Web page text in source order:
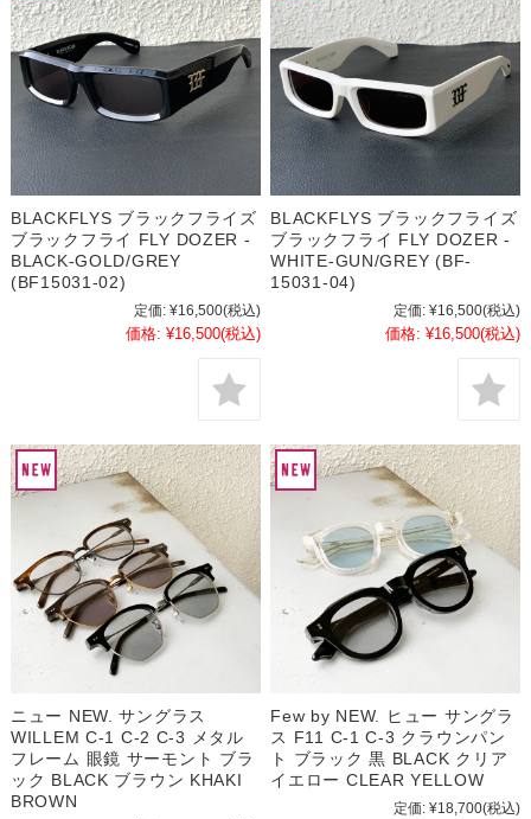
BLACKFLYS ブラックフライズ
ブラックフライ FLY DOZER -
BLACK-GOLD/GREY
(BF15031-02)
定価: ¥16,500(税込)
価格: ¥16,500(税込)
BLACKFLYS ブラックフライズ
ブラックフライ FLY DOZER -
WHITE-GUN/GREY (BF-
15031-04)
定価: ¥16,500(税込)
価格: ¥16,500(税込)
ニュー NEW. サングラス
WILLEM C-1 C-2 C-3 メタル
フレーム 眼鏡 サーモント ブラ
ック BLACK ブラウン KHAKI
BROWN
Few by NEW. ヒュー サングラ
ス F11 C-1 C-3 クラウンパン
ト ブラック 黒 BLACK クリア
イエロー CLEAR YELLOW
定価: ¥18,700(税込)